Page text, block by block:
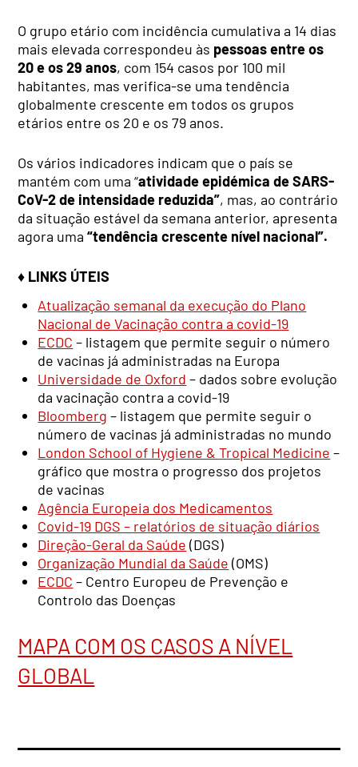
O grupo etário com incidência cumulativa a 14 dias
mais elevada correspondeu às pessoas entre os
20 e os 29 anos, com 154 casos por 100 mil
habitantes, mas verifica-se uma tendência
globalmente crescente em todos os grupos
etários entre os 20 e os 79 anos.
Os vários indicadores indicam que o país se
mantém com uma “atividade epidémica de SARS-
CoV-2 de intensidade reduzida”, mas, ao contrário
da situação estável da semana anterior, apresenta
agora uma “tendência crescente nível nacional”.
♦ LINKS ÚTEIS
Atualização semanal da execução do Plano
Nacional de Vacinação contra a covid-19
ECDC – listagem que permite seguir o número
de vacinas já administradas na Europa
Universidade de Oxford – dados sobre evolução
da vacinação contra a covid-19
Bloomberg – listagem que permite seguir o
número de vacinas já administradas no mundo
London School of Hygiene & Tropical Medicine –
gráfico que mostra o progresso dos projetos
de vacinas
Agência Europeia dos Medicamentos
Covid-19 DGS – relatórios de situação diários
Direção-Geral da Saúde (DGS)
Organização Mundial da Saúde (OMS)
ECDC – Centro Europeu de Prevenção e
Controlo das Doenças
MAPA COM OS CASOS A NÍVEL
GLOBAL